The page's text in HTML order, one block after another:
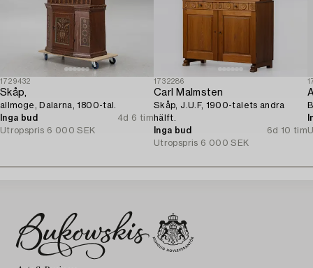
1729432
Skåp,
allmoge, Dalarna, 1800-tal.
Inga bud
4d 6 tim
Utropspris 6 000 SEK
1732286
Carl Malmsten
Skåp, J.U.F, 1900-talets andra
hälft.
Inga bud
6d 10 tim
Utropspris 6 000 SEK